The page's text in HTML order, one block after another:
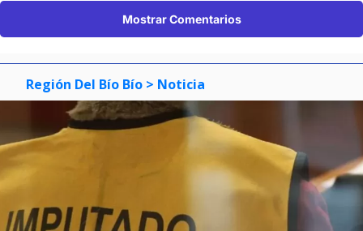
Mostrar Comentarios
Región Del Bío Bío > Noticia